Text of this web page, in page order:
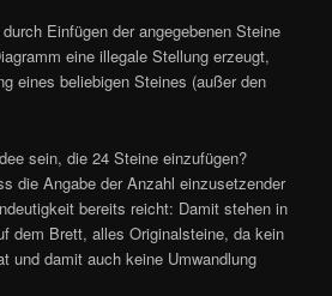
Einfügen der angegebenen Steine
eine illegale Stellung erzeugt,
eines beliebigen Steines (außer den
sein, die 24 Steine einzufügen?
die Angabe der Anzahl einzusetzender
bereits reicht: Damit stehen in
dem Brett, alles Originalsteine, da kein
und damit auch keine Umwandlung